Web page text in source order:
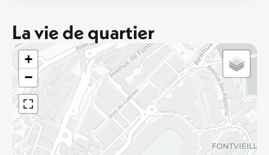
La vie de quartier
+
−